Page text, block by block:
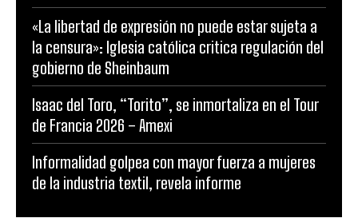
«La libertad de expresión no puede estar sujeta a
la censura»: Iglesia católica critica regulación del
gobierno de Sheinbaum
Isaac del Toro, “Torito”, se inmortaliza en el Tour
de Francia 2026 – Amexi
Informalidad golpea con mayor fuerza a mujeres
de la industria textil, revela informe